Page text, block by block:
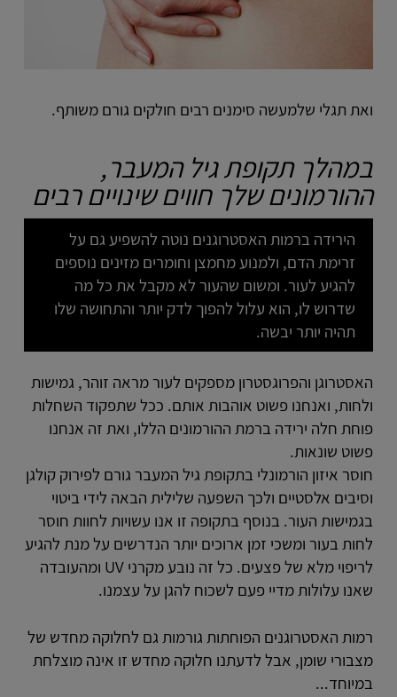
ואת תגלי שלמעשה סימנים רבים חולקים גורם משותף.
במהלך תקופת גיל המעבר,
ההורמונים שלך חווים שינויים רבים
הירידה ברמות האסטרוגנים נוטה להשפיע גם על
זרימת הדם, ולמנוע מחמצן וחומרים מזינים נוספים
להגיע לעור. ומשום שהעור לא מקבל את כל מה
שדרוש לו, הוא עלול להפוך לדק יותר והתחושה שלו
תהיה יותר יבשה.
האסטרוגן והפרוגסטרון מספקים לעור מראה זוהר, גמישות
ולחות, ואנחנו פשוט אוהבות אותם. ככל שתפקוד השחלות
פוחת חלה ירידה ברמת ההורמונים הללו, ואת זה אנחנו
פשוט שונאות.
חוסר איזון הורמונלי בתקופת גיל המעבר גורם לפירוק קולגן
וסיבים אלסטיים ולכך השפעה שלילית הבאה לידי ביטוי
בגמישות העור. בנוסף בתקופה זו אנו עשויות לחוות חוסר
לחות בעור ומשכי זמן ארוכים יותר הנדרשים על מנת להגיע
לריפוי מלא של פצעים. כל זה נובע מקרני UV ומהעובדה
שאנו עלולות מדיי פעם לשכוח להגן על עצמנו.
רמות האסטרוגנים הפוחתות גורמות גם לחלוקה מחדש של
מצבורי שומן, אבל לדעתנו חלוקה מחדש זו אינה מוצלחת
במיוחד...